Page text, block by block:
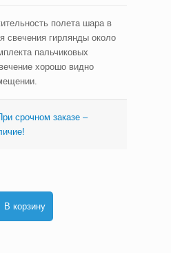
полета шара в
свечения гирлянды около
пальчиковых
хорошо видно
срочном заказе –
В корзину